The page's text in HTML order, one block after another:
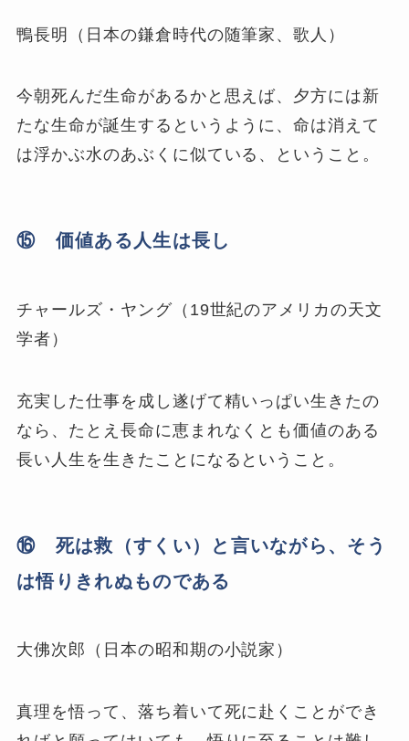
鴨長明（日本の鎌倉時代の随筆家、歌人）
今朝死んだ生命があるかと思えば、夕方には新
たな生命が誕生するというように、命は消えて
は浮かぶ水のあぶくに似ている、ということ。
⑮ 価値ある人生は長し
チャールズ・ヤング（19世紀のアメリカの天文
学者）
充実した仕事を成し遂げて精いっぱい生きたの
なら、たとえ長命に恵まれなくとも価値のある
長い人生を生きたことになるということ。
⑯ 死は救（すくい）と言いながら、そう
は悟りきれぬものである
大佛次郎（日本の昭和期の小説家）
真理を悟って、落ち着いて死に赴くことができ